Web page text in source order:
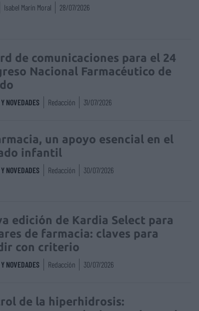
Isabel Marín Moral 28/07/2026
de comunicaciones para el 24
Nacional Farmacéutico de
NOVEDADES Redacción 31/07/2026
un apoyo esencial en el
infantil
NOVEDADES Redacción 30/07/2026
edición de Kardia Select para
de farmacia: claves para
con criterio
NOVEDADES Redacción 30/07/2026
de la hiperhidrosis: